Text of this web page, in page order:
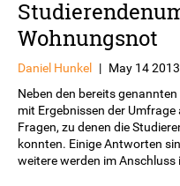
Wohnungsnot
Daniel Hunkel | May 14 2013
Neben den bereits
mit Ergebnissen der Umfrage
Fragen, zu denen die
konnten. Einige Antworten
weitere werden im Anschluss